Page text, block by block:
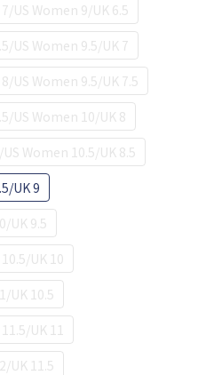
US Women 9/UK 6.5
US Women 9.5/UK 7
US Women 9.5/UK 7.5
US Women 10/UK 8
Women 10.5/UK 8.5
UK 9
UK 9.5
UK 10
UK 10.5
UK 11
UK 11.5